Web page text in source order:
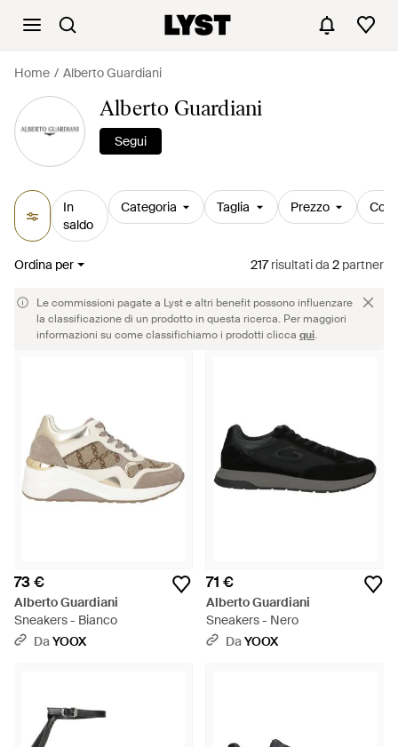
Home Alberto Guardiani
Alberto Guardiani
Segui
In
saldo
Categoria Taglia Prezzo
Ordina per 217risultatida 2 partner
Le commissioni pagate a Lyst e altri benefit possono influenzare
la classificazione di un prodotto in questa ricerca. Per maggiori
informazioni su come classifichiamo i prodotti clicca qui.
73 €
Alberto Guardiani
Sneakers - Bianco
DaYOOX
71 €
Alberto Guardiani
Sneakers - Nero
DaYOOX